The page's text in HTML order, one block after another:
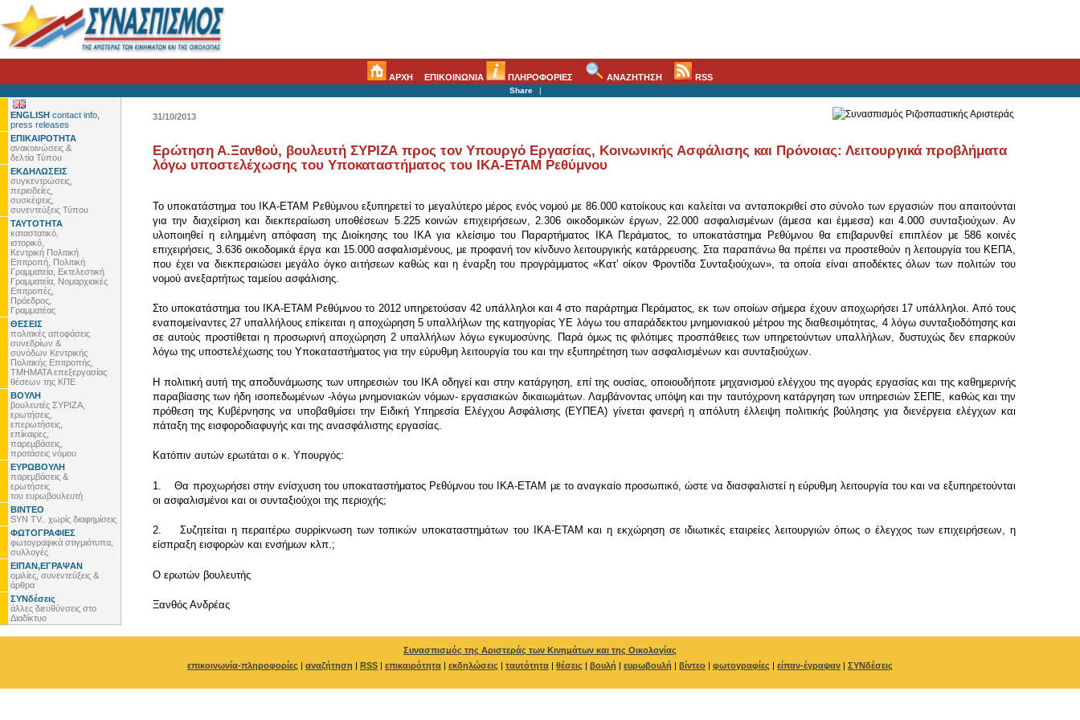
ΑΡΧΗ ΕΠΙΚΟΙΝΩΝΙΑ ΠΛΗΡΟΦΟΡΙΕΣ ΑΝΑΖΗΤΗΣΗ RSS
Share |
ENGLISH contact info,
press releases
ΕΠΙΚΑΙΡΟΤΗΤΑ
ανακοινώσεις &
δελτία Τύπου
ΕΚΔΗΛΩΣΕΙΣ
συγκεντρώσεις,
περιοδείες,
συσκέψεις,
συνεντεύξεις Τύπου
ΤΑΥΤΟΤΗΤΑ
καταστατικό,
ιστορικό,
Κεντρική Πολιτική
Επιτροπή, Πολιτική
Γραμματεία, Εκτελεστική
Γραμματεία, Νομαρχιακές
Επιτροπές,
Πρόεδρος,
Γραμματέας
ΘΕΣΕΙΣ
πολιτικές αποφάσεις
συνεδρίων &
συνόδων Κεντρικής
Πολιτικής Επιτροπής,
ΤΜΗΜΑΤΑ επεξεργασίας
θέσεων της ΚΠΕ
ΒΟΥΛΗ
βουλευτές ΣΥΡΙΖΑ,
ερωτήσεις,
επερωτήσεις,
επίκαιρες,
παρεμβάσεις,
προτάσεις νόμου
ΕΥΡΩΒΟΥΛΗ
παρεμβάσεις &
ερωτήσεις
του ευρωβουλευτή
ΒΙΝΤΕΟ
SYN TV.. χωρίς διαφημίσεις
ΦΩΤΟΓΡΑΦΙΕΣ
φωτογραφικά στιγμιότυπα,
συλλογές
ΕΙΠΑΝ,ΕΓΡΑΨΑΝ
ομιλίες, συνεντεύξεις &
άρθρα
ΣΥΝδέσεις
άλλες διευθύνσεις στο
Διαδίκτυο
31/10/2013
Ερώτηση Α.Ξανθού, βουλευτή ΣΥΡΙΖΑ προς τον Υπουργό Εργασίας, Κοινωνικής Ασφάλισης και Πρόνοιας: Λειτουργικά προβλήματα
λόγω υποστελέχωσης του Υποκαταστήματος του ΙΚΑ-ΕΤΑΜ Ρεθύμνου
Το υποκατάστημα του ΙΚΑ-ΕΤΑΜ Ρεθύμνου εξυπηρετεί το μεγαλύτερο μέρος ενός νομού με 86.000 κατοίκους και καλείται να ανταποκριθεί στο σύνολο των εργασιών που απαιτούνται
για την διαχείριση και διεκπεραίωση υποθέσεων 5.225 κοινών επιχειρήσεων, 2.306 οικοδομικών έργων, 22.000 ασφαλισμένων (άμεσα και έμμεσα) και 4.000 συνταξιούχων. Αν
υλοποιηθεί η ειλημμένη απόφαση της Διοίκησης του ΙΚΑ για κλείσιμο του Παραρτήματος ΙΚΑ Περάματος, το υποκατάστημα Ρεθύμνου θα επιβαρυνθεί επιπλέον με 586 κοινές
επιχειρήσεις, 3.636 οικοδομικά έργα και 15.000 ασφαλισμένους, με προφανή τον κίνδυνο λειτουργικής κατάρρευσης. Στα παραπάνω θα πρέπει να προστεθούν η λειτουργία του ΚΕΠΑ,
που έχει να διεκπεραιώσει μεγάλο όγκο αιτήσεων καθώς και η έναρξη του προγράμματος «Κατʼ οίκον Φροντίδα Συνταξιούχων», τα οποία είναι αποδέκτες όλων των πολιτών του
νομού ανεξαρτήτως ταμείου ασφάλισης.
Στο υποκατάστημα του ΙΚΑ-ΕΤΑΜ Ρεθύμνου το 2012 υπηρετούσαν 42 υπάλληλοι και 4 στο παράρτημα Περάματος, εκ των οποίων σήμερα έχουν αποχωρήσει 17 υπάλληλοι. Από τους
εναπομείναντες 27 υπαλλήλους επίκειται η αποχώρηση 5 υπαλλήλων της κατηγορίας ΥΕ λόγω του απαράδεκτου μνημονιακού μέτρου της διαθεσιμότητας, 4 λόγω συνταξιοδότησης και
σε αυτούς προστίθεται η προσωρινή αποχώρηση 2 υπαλλήλων λόγω εγκυμοσύνης. Παρά όμως τις φιλότιμες προσπάθειες των υπηρετούντων υπαλλήλων, δυστυχώς δεν επαρκούν
λόγω της υποστελέχωσης του Υποκαταστήματος για την εύρυθμη λειτουργία του και την εξυπηρέτηση των ασφαλισμένων και συνταξιούχων.
Η πολιτική αυτή της αποδυνάμωσης των υπηρεσιών του ΙΚΑ οδηγεί και στην κατάργηση, επί της ουσίας, οποιουδήποτε μηχανισμού ελέγχου της αγοράς εργασίας και της καθημερινής
παραβίασης των ήδη ισοπεδωμένων -λόγω μνημονιακών νόμων- εργασιακών δικαιωμάτων. Λαμβάνοντας υπόψη και την ταυτόχρονη κατάργηση των υπηρεσιών ΣΕΠΕ, καθώς και την
πρόθεση της Κυβέρνησης να υποβαθμίσει την Ειδική Υπηρεσία Ελέγχου Ασφάλισης (ΕΥΠΕΑ) γίνεται φανερή η απόλυτη έλλειψη πολιτικής βούλησης για διενέργεια ελέγχων και
πάταξη της εισφοροδιαφυγής και της ανασφάλιστης εργασίας.
Κατόπιν αυτών ερωτάται ο κ. Υπουργός:
1. Θα προχωρήσει στην ενίσχυση του υποκαταστήματος Ρεθύμνου του ΙΚΑ-ΕΤΑΜ με το αναγκαίο προσωπικό, ώστε να διασφαλιστεί η εύρυθμη λειτουργία του και να εξυπηρετούνται
οι ασφαλισμένοι και οι συνταξιούχοι της περιοχής;
2. Συζητείται η περαιτέρω συρρίκνωση των τοπικών υποκαταστημάτων του ΙΚΑ-ΕΤΑΜ και η εκχώρηση σε ιδιωτικές εταιρείες λειτουργιών όπως ο έλεγχος των επιχειρήσεων, η
είσπραξη εισφορών και ενσήμων κλπ.;
Ο ερωτών βουλευτής
Ξανθός Ανδρέας
Συνασπισμός της Αριστεράς των Κινημάτων και της Οικολογίας
επικοινωνία-πληροφορίες | αναζήτηση | RSS | επικαιρότητα | εκδηλώσεις | ταυτότητα | θέσεις | βουλή | ευρωβουλή | βίντεο | φωτογραφίες | είπαν-έγραψαν | ΣΥΝδέσεις